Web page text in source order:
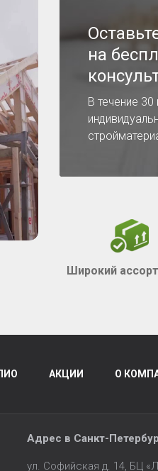
на
В течение 30
Широкий
АКЦИИ О
Адрес в Санкт-
ул. Софийская д. 14, БЦ